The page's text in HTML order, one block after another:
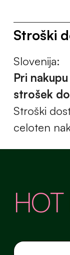
Stroški
Slovenija:
Pri
strošek
Stroški
celoten
HOT